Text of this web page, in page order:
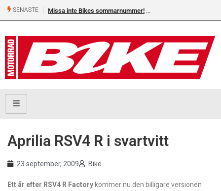
SENASTE Missa inte Bikes sommarnummer!
Aprilia RSV4 R i svartvitt
23 september, 2009 Bike
Ett år efter RSV4 R Factory kommer nu den billigare versionen